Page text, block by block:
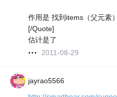
作用是 找到items（父元素
[/Quote]
估计是了
2011-08-29
jayrao5566